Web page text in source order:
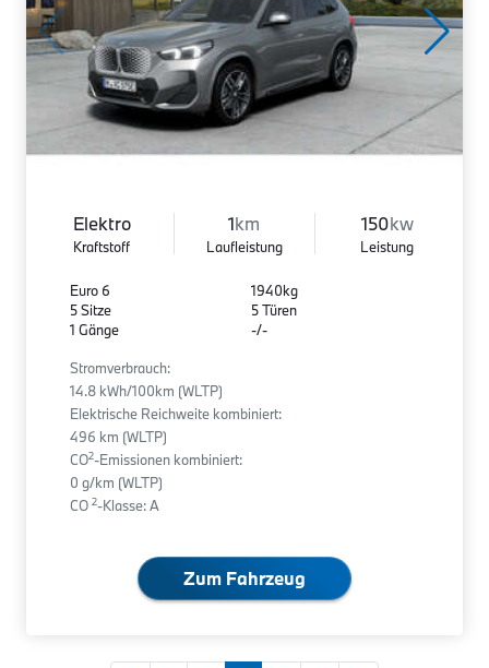
Elektro
Kraftstoff
1km
Laufleistung
150kw
Leistung
Euro 6
5 Sitze
1 Gänge
1940kg
5 Türen
-/-
Stromverbrauch:
14.8 kWh/100km (WLTP)
Elektrische Reichweite kombiniert:
496 km (WLTP)
CO2-Emissionen kombiniert:
0 g/km (WLTP)
CO 2-Klasse: A
Zum Fahrzeug